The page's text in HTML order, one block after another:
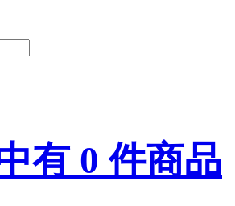
有 0 件商品